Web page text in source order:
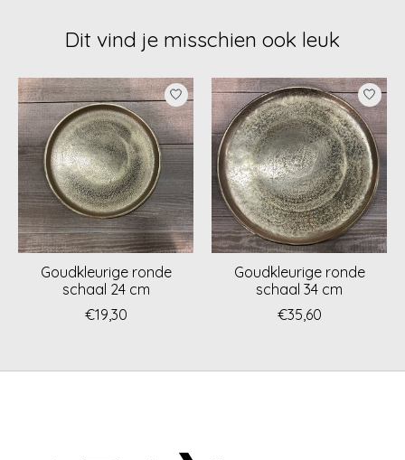
Dit vind je misschien ook leuk
Items van productcarrousel
Goudkleurige ronde
schaal 24 cm
€19,30
Goudkleurige ronde
schaal 34 cm
€35,60